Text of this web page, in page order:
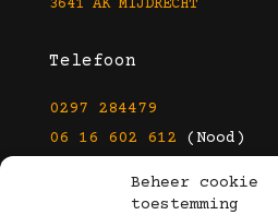
Beheer cookie
toestemming
3641 AK MIJDRECHT
Telefoon
0297 284479
06 16 602 612 (Nood)